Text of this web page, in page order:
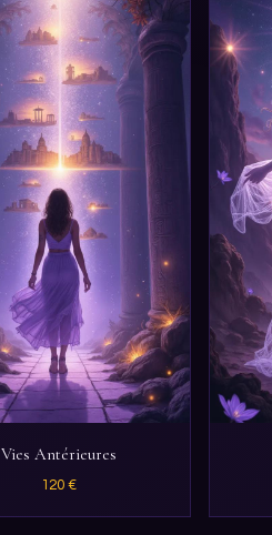
Vies Antérieures
120 €